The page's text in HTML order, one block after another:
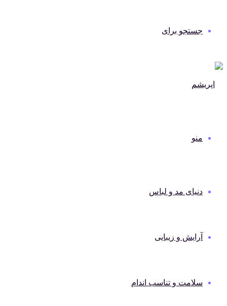
جستجو برای
منو
دنیای مد و لباس
آرایش و زیبایی
سلامت و تناسب اندام